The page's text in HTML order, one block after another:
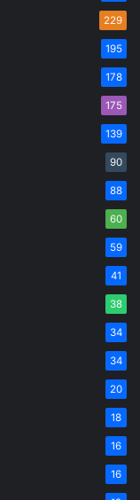
229
195
178
175
139
90
88
60
59
41
38
34
34
20
18
16
16